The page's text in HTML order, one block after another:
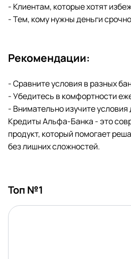
- Клиентам, которые хотят
- Тем, кому нужны деньги срочно
Рекомендации:
- Сравните условия в разных
- Убедитесь в комфортности
- Внимательно изучите условия
Кредиты Альфа-Банка - это
продукт, который помогает
без лишних сложностей.
Топ №1